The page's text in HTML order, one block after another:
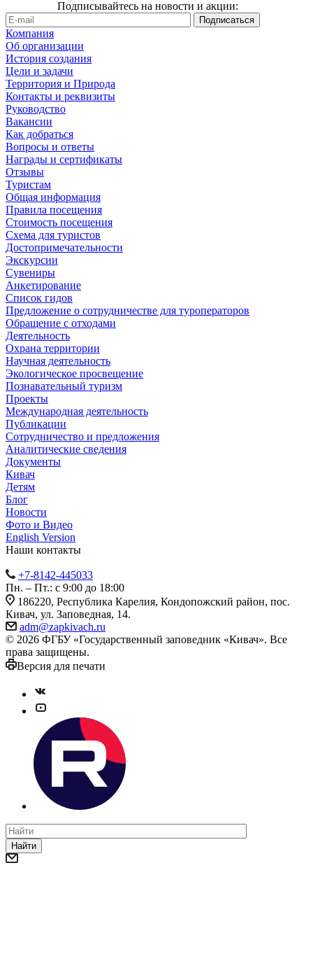
Подписывайтесь на новости и акции:
Компания
Об организации
История создания
Цели и задачи
Территория и Природа
Контакты и реквизиты
Руководство
Вакансии
Как добраться
Вопросы и ответы
Награды и сертификаты
Отзывы
Туристам
Общая информация
Правила посещения
Стоимость посещения
Схема для туристов
Достопримечательности
Экскурсии
Сувениры
Анкетирование
Список гидов
Предложение о сотрудничестве для туроператоров
Обращение с отходами
Деятельность
Охрана территории
Научная деятельность
Экологическое просвещение
Познавательный туризм
Проекты
Международная деятельность
Публикации
Сотрудничество и предложения
Аналитические сведения
Документы
Кивач
Детям
Блог
Новости
Фото и Видео
English Version
Наши контакты
+7-8142-445033
Пн. – Пт.: с 9:00 до 18:00
186220, Республика Карелия, Кондопожский район, пос.
Кивач, ул. Заповедная, 14.
adm@zapkivach.ru
© 2026 ФГБУ «Государственный заповедник «Кивач». Все
права защищены.
Версия для печати
Найти